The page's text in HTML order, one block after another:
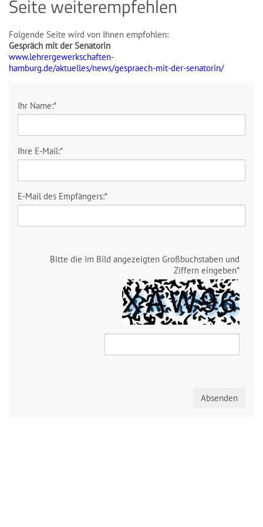
Seite weiterempfehlen
Folgende Seite wird von Ihnen empfohlen:
Gespräch mit der Senatorin
www.lehrergewerkschaften-
hamburg.de/aktuelles/news/gespraech-mit-der-senatorin/
Ihr Name:*
Ihre E-Mail:*
E-Mail des Empfängers:*
Bitte die im Bild angezeigten Großbuchstaben und
Ziffern eingeben*
Absenden